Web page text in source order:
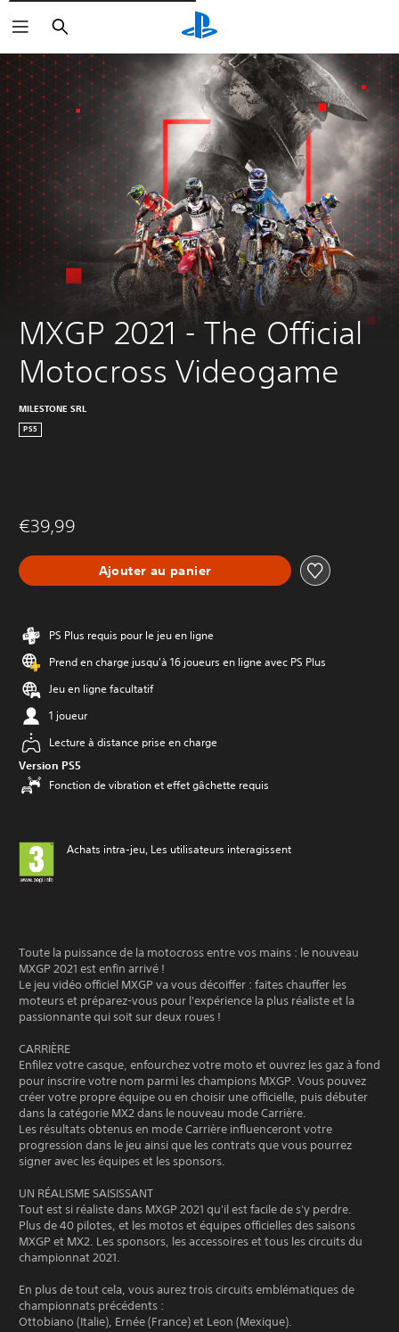
Rechercher
MXGP 2021 - The Official
Motocross Videogame
MILESTONE SRL
PS5
€39,99
Ajouter au panier
PS Plus requis pour le jeu en ligne
Prend en charge jusqu'à 16 joueurs en ligne avec PS Plus
Jeu en ligne facultatif
1 joueur
Lecture à distance prise en charge
Version PS5
Fonction de vibration et effet gâchette requis
Achats intra-jeu, Les utilisateurs interagissent
Toute la puissance de la motocross entre vos mains : le nouveau
MXGP 2021 est enfin arrivé !
Le jeu vidéo officiel MXGP va vous décoiffer : faites chauffer les
moteurs et préparez-vous pour l'expérience la plus réaliste et la
passionnante qui soit sur deux roues !
CARRIÈRE
Enfilez votre casque, enfourchez votre moto et ouvrez les gaz à fond
pour inscrire votre nom parmi les champions MXGP. Vous pouvez
créer votre propre équipe ou en choisir une officielle, puis débuter
dans la catégorie MX2 dans le nouveau mode Carrière.
Les résultats obtenus en mode Carrière influenceront votre
progression dans le jeu ainsi que les contrats que vous pourrez
signer avec les équipes et les sponsors.
UN RÉALISME SAISISSANT
Tout est si réaliste dans MXGP 2021 qu'il est facile de s'y perdre.
Plus de 40 pilotes, et les motos et équipes officielles des saisons
MXGP et MX2. Les sponsors, les accessoires et tous les circuits du
championnat 2021.
En plus de tout cela, vous aurez trois circuits emblématiques de
championnats précédents :
Ottobiano (Italie), Ernée (France) et Leon (Mexique).